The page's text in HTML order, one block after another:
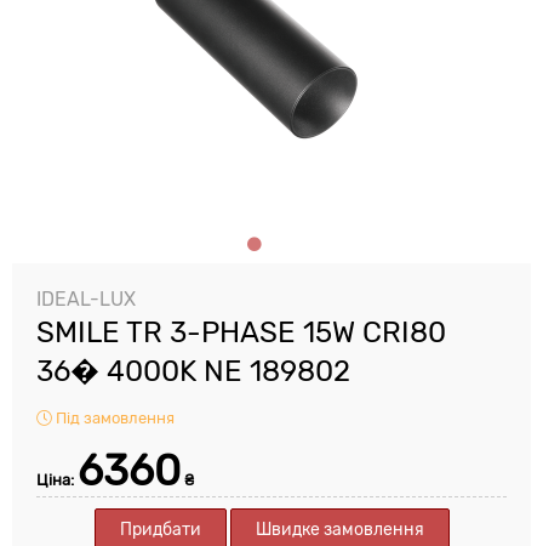
IDEAL-LUX
SMILE TR 3-PHASE 15W CRI80
36� 4000K NE 189802
Під замовлення
Ціна: 6360 ₴
Придбати Швидке замовлення